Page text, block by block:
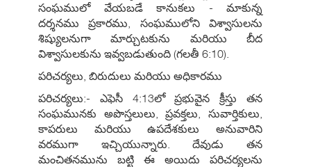
సంఘములో వేయబడే కానుకలు - మాకున్న
దర్శనము ప్రకారము, సంఘములోని విశ్వాసులను
శిష్యులనుగా మార్చుటకును మరియు బీద
విశ్వాసులకును ఇవ్వబడుతుంది (గలతీ 6:10).
పరిచర్యలు, బిరుదులు మరియు అధికారము
పరిచర్యలు:- ఎఫెసీ 4:13లో ప్రభువైన క్రీస్తు తన
సంఘమునకు అపొస్తలులు, ప్రవక్తలు, సువార్తికులు,
కాపరులు మరియు ఉపదేశకులు అనువారిని
వరముగా ఇచ్చియున్నారు. దేవుడు తన
మంచితనమును బట్టి ఈ అయిదు పరిచర్యలను